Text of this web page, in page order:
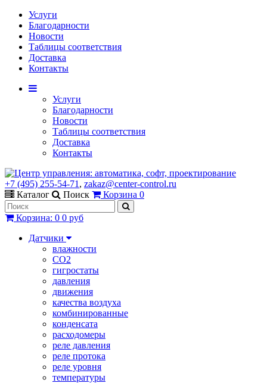
Услуги
Благодарности
Новости
Таблицы соответствия
Доставка
Контакты
Услуги
Благодарности
Новости
Таблицы соответствия
Доставка
Контакты
+7 (495) 255-54-71 , zakaz@center-control.ru
Каталог
Поиск Корзина 0
Корзина: 0 0 руб
Датчики
влажности
CO2
гигростаты
давления
движения
качества воздуха
комбинированные
конденсата
расходомеры
реле давления
реле протока
реле уровня
температуры